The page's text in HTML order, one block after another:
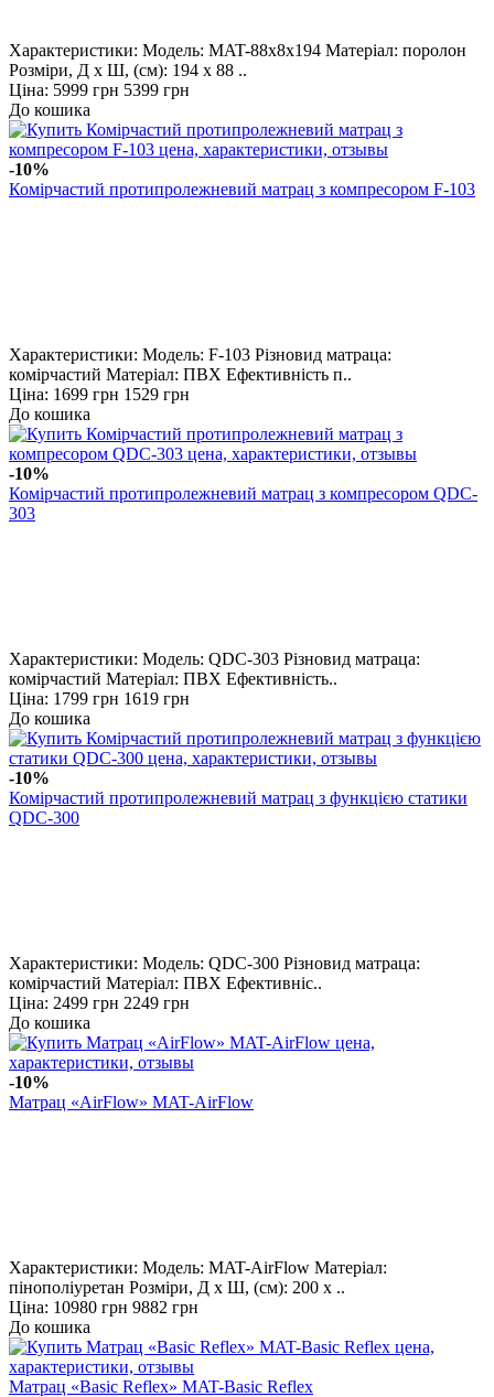
Характеристики: Модель: MAT-88x8x194 Матеріал: поролон
Розміри, Д х Ш, (см): 194 х 88 ..
Ціна: 5999 грн 5399 грн
До кошика
-10%
Комірчастий протипролежневий матрац з компресором F-103
Характеристики: Модель: F-103 Різновид матраца:
комірчастий Матеріал: ПВХ Ефективність п..
Ціна: 1699 грн 1529 грн
До кошика
-10%
Комірчастий протипролежневий матрац з компресором QDC-
303
Характеристики: Модель: QDC-303 Різновид матраца:
комірчастий Матеріал: ПВХ Ефективність..
Ціна: 1799 грн 1619 грн
До кошика
-10%
Комірчастий протипролежневий матрац з функцією статики
QDC-300
Характеристики: Модель: QDC-300 Різновид матраца:
комірчастий Матеріал: ПВХ Ефективніс..
Ціна: 2499 грн 2249 грн
До кошика
-10%
Матрац «AirFlow» MAT-AirFlow
Характеристики: Модель: MAT-AirFlow Матеріал:
пінополіуретан Розміри, Д х Ш, (см): 200 х ..
Ціна: 10980 грн 9882 грн
До кошика
Матрац «Basic Reflex» MAT-Basic Reflex